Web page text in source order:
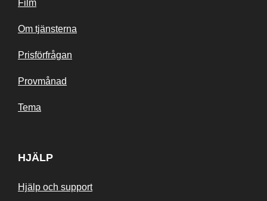
Film
Om tjänsterna
Prisförfrågan
Provmånad
Tema
HJÄLP
Hjälp och support